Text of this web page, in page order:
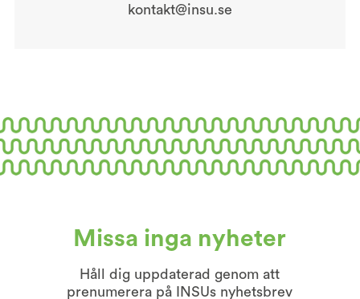
kontakt@insu.se
Missa inga nyheter
Håll dig uppdaterad genom att
prenumerera på INSUs nyhetsbrev